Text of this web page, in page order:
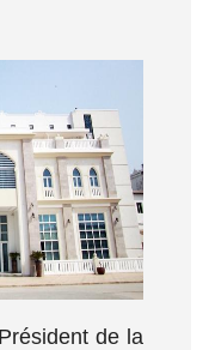
de la